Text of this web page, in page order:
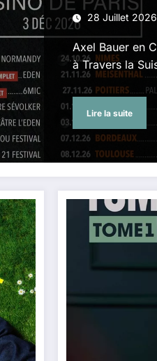
28 Juillet 2026
Axel Bauer en
à Travers la
Lire la suite